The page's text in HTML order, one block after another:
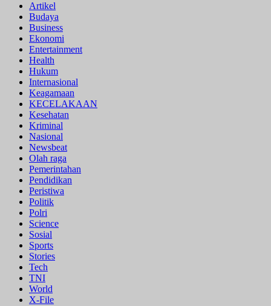
Artikel
Budaya
Business
Ekonomi
Entertainment
Health
Hukum
Internasional
Keagamaan
KECELAKAAN
Kesehatan
Kriminal
Nasional
Newsbeat
Olah raga
Pemerintahan
Pendidikan
Peristiwa
Politik
Polri
Science
Sosial
Sports
Stories
Tech
TNI
World
X-File